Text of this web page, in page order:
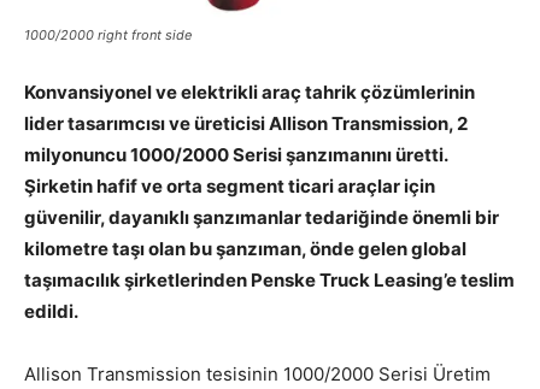
1000/2000 right front side
Konvansiyonel ve elektrikli araç tahrik çözümlerinin
lider tasarımcısı ve üreticisi Allison Transmission, 2
milyonuncu 1000/2000 Serisi şanzımanını üretti.
Şirketin hafif ve orta segment ticari araçlar için
güvenilir, dayanıklı şanzımanlar tedariğinde önemli bir
kilometre taşı olan bu şanzıman, önde gelen global
taşımacılık şirketlerinden Penske Truck Leasing’e teslim
edildi.
Allison Transmission tesisinin 1000/2000 Serisi Üretim